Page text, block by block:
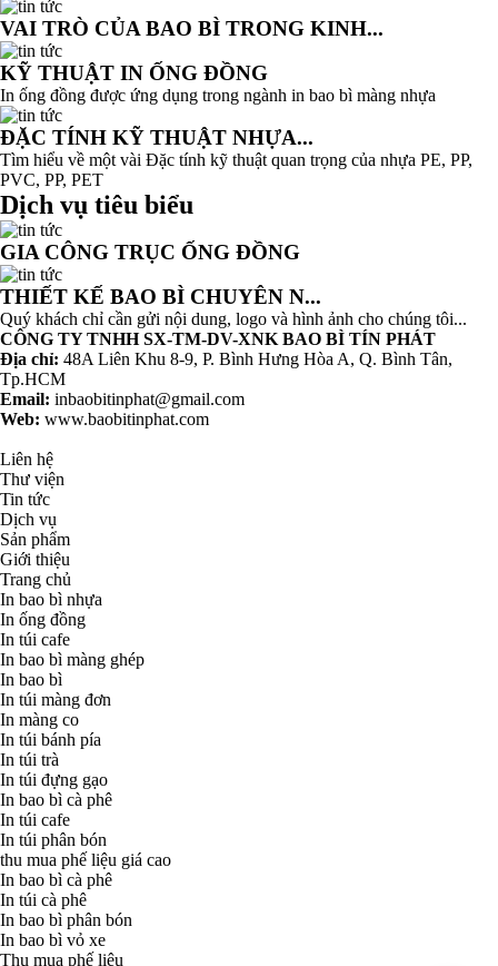
VAI TRÒ CỦA BAO BÌ TRONG KINH...
KỸ THUẬT IN ỐNG ĐỒNG
In ống đồng được ứng dụng trong ngành in bao bì màng nhựa
ĐẶC TÍNH KỸ THUẬT NHỰA...
Tìm hiểu về một vài Đặc tính kỹ thuật quan trọng của nhựa PE, PP,
PVC, PP, PET
Dịch vụ tiêu biểu
GIA CÔNG TRỤC ỐNG ĐỒNG
THIẾT KẾ BAO BÌ CHUYÊN N...
Quý khách chỉ cần gửi nội dung, logo và hình ảnh cho chúng tôi...
CÔNG TY TNHH SX-TM-DV-XNK BAO BÌ TÍN PHÁT
Địa chỉ: 48A Liên Khu 8-9, P. Bình Hưng Hòa A, Q. Bình Tân,
Tp.HCM
Email: inbaobitinphat@gmail.com
Web: www.baobitinphat.com
Liên hệ
Thư viện
Tin tức
Dịch vụ
Sản phẩm
Giới thiệu
Trang chủ
In bao bì nhựa
In ống đồng
In túi cafe
In bao bì màng ghép
In bao bì
In túi màng đơn
In màng co
In túi bánh pía
In túi trà
In túi đựng gạo
In bao bì cà phê
In túi cafe
In túi phân bón
thu mua phế liệu giá cao
In bao bì cà phê
In túi cà phê
In bao bì phân bón
In bao bì vỏ xe
Thu mua phế liệu